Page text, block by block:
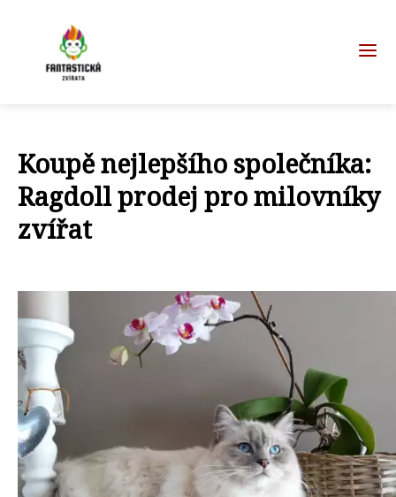
Koupě nejlepšího společníka:
Ragdoll prodej pro milovníky
zvířat